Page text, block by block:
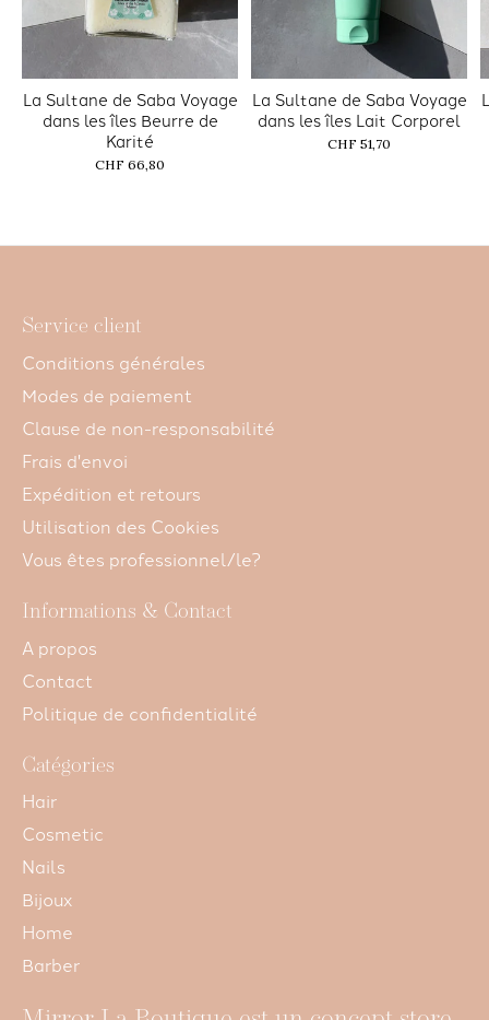
La Sultane de Saba Voyage
dans les îles Beurre de
Karité
CHF 66,80
La Sultane de Saba Voyage
dans les îles Lait Corporel
CHF 51,70
Service client
Conditions générales
Modes de paiement
Clause de non-responsabilité
Frais d'envoi
Expédition et retours
Utilisation des Cookies
Vous êtes professionnel/le?
Informations & Contact
A propos
Contact
Politique de confidentialité
Catégories
Hair
Cosmetic
Nails
Bijoux
Home
Barber